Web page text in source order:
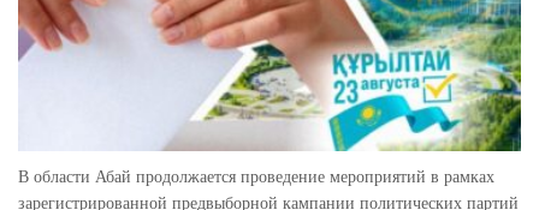
В области Абай продолжается проведение мероприятий в рамках
зарегистрированной предвыборной кампании политических партий